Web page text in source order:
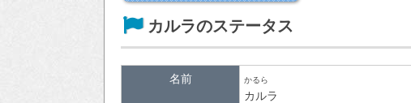
カルラのステータス
名前 かるら
カルラ